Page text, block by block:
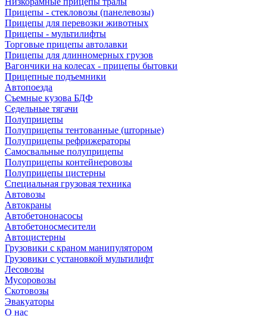
Прицепы - стекловозы (панелевозы)
Прицепы для перевозки животных
Прицепы - мультилифты
Торговые прицепы автолавки
Прицепы для длинномерных грузов
Вагончики на колесах - прицепы бытовки
Прицепные подъемники
Автопоезда
Съемные кузова БДФ
Седельные тягачи
Полуприцепы
Полуприцепы тентованные (шторные)
Полуприцепы рефрижераторы
Самосвальные полуприцепы
Полуприцепы контейнеровозы
Полуприцепы цистерны
Специальная грузовая техника
Автовозы
Автокраны
Автобетононасосы
Автобетоносмесители
Автоцистерны
Грузовики с краном манипулятором
Грузовики с установкой мультилифт
Лесовозы
Мусоровозы
Скотовозы
Эвакуаторы
О нас